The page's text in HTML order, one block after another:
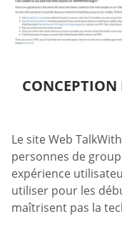
CONCEPTION
Le site Web
personnes de
expérience
utiliser pour les
maîtrisent pas la